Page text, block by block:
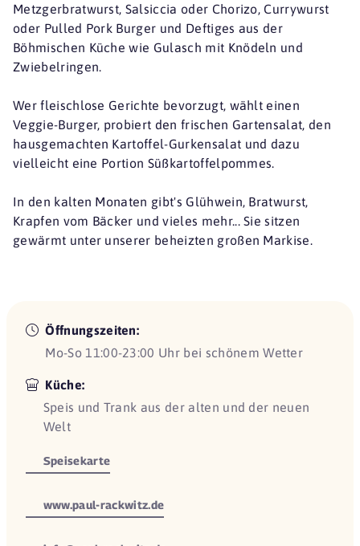
Metzgerbratwurst, Salsiccia oder Chorizo, Currywurst
oder Pulled Pork Burger und Deftiges aus der
Böhmischen Küche wie Gulasch mit Knödeln und
Zwiebelringen.
Wer fleischlose Gerichte bevorzugt, wählt einen
Veggie-Burger, probiert den frischen Gartensalat, den
hausgemachten Kartoffel-Gurkensalat und dazu
vielleicht eine Portion Süßkartoffelpommes.
In den kalten Monaten gibt's Glühwein, Bratwurst,
Krapfen vom Bäcker und vieles mehr... Sie sitzen
gewärmt unter unserer beheizten großen Markise.
Öffnungszeiten:
Mo-So 11:00-23:00 Uhr bei schönem Wetter
Küche:
Speis und Trank aus der alten und der neuen
Welt
Speisekarte
www.paul-rackwitz.de